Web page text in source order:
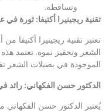
وتساقطه.
تقنية ريجينيرا أكتيفا: ثورة
تعتبر تقنية ريجينيرا
الشعر وتحفيز نموه. تعتمد هذه
الموجودة في بصيلات الشعر
الدكتور حسن الفكهاني: رائد
يُعتبر الدكتور حسن